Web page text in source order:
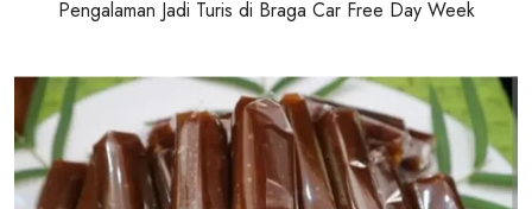
Pengalaman Jadi Turis di Braga Car Free Day Week